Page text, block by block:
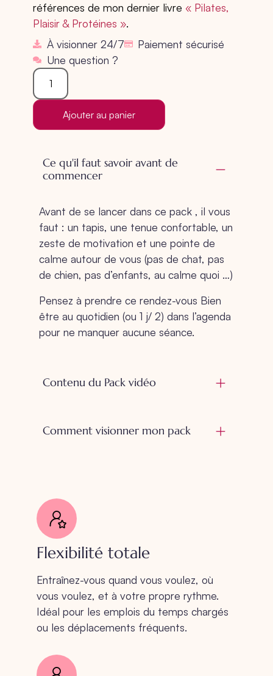
références de mon dernier livre « Pilates,
Plaisir & Protéines ».
À visionner 24/7
Paiement sécurisé
Une question ?
Ajouter au panier
Ce qu'il faut savoir avant de
commencer
Avant de se lancer dans ce pack , il vous
faut : un tapis, une tenue confortable, un
zeste de motivation et une pointe de
calme autour de vous (pas de chat, pas
de chien, pas d’enfants, au calme quoi …)
Pensez à prendre ce rendez-vous Bien
être au quotidien (ou 1 j/ 2) dans l’agenda
pour ne manquer aucune séance.
Contenu du Pack vidéo
Comment visionner mon pack
Flexibilité totale
Entraînez-vous quand vous voulez, où
vous voulez, et à votre propre rythme.
Idéal pour les emplois du temps chargés
ou les déplacements fréquents.